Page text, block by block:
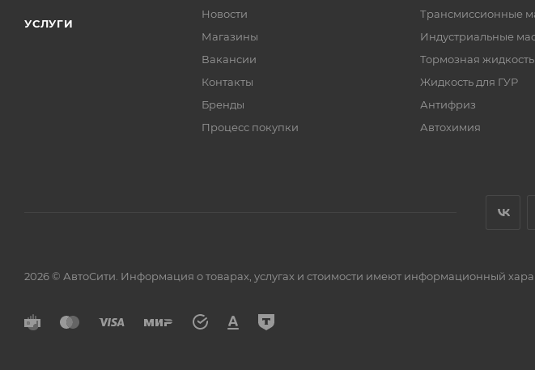
УСЛУГИ
Новости
Магазины
Вакансии
Контакты
Бренды
Процесс покупки
Трансмиссионные
Индустриальные
Тормозная жидкость
Жидкость для ГУР
Антифриз
Автохимия
2026 © АвтоСити. Информация о товарах, услугах и стоимости имеют информационный